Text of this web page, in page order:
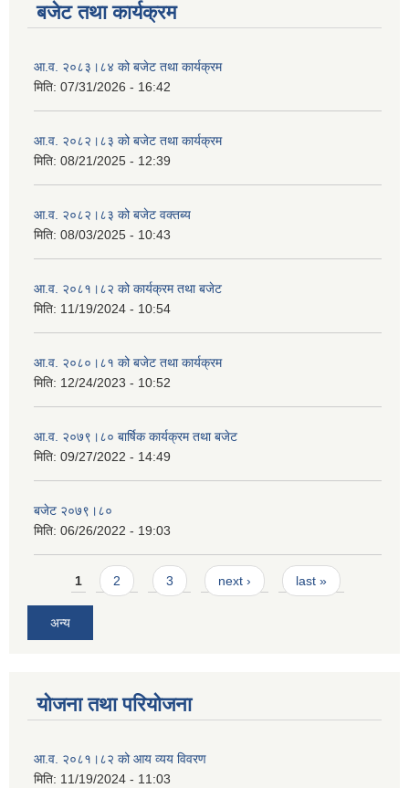
बजेट तथा कार्यक्रम
आ.व. २०८३।८४ को बजेट तथा कार्यक्रम
मिति: 07/31/2026 - 16:42
आ.व. २०८२।८३ को बजेट तथा कार्यक्रम
मिति: 08/21/2025 - 12:39
आ.व. २०८२।८३ को बजेट वक्तब्य
मिति: 08/03/2025 - 10:43
आ.व. २०८१।८२ को कार्यक्रम तथा बजेट
मिति: 11/19/2024 - 10:54
आ.व. २०८०।८१ को बजेट तथा कार्यक्रम
मिति: 12/24/2023 - 10:52
आ.व. २०७९।८० बार्षिक कार्यक्रम तथा बजेट
मिति: 09/27/2022 - 14:49
बजेट २०७९।८०
मिति: 06/26/2022 - 19:03
Pages
1 2 3 next › last »
अन्य
योजना तथा परियोजना
आ.व. २०८१।८२ को आय व्यय विवरण
मिति: 11/19/2024 - 11:03